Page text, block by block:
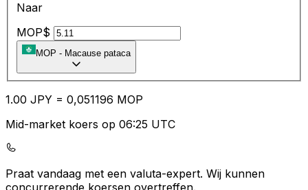
Naar
MOP$
MOP - Macause pataca
1.00 JPY = 0,051196 MOP
Mid-market koers op 06:25 UTC
Praat vandaag met een valuta-expert. Wij kunnen